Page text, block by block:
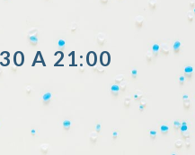
A 21:00